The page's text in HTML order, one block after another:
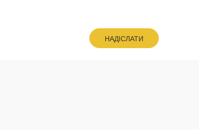
НАДІСЛАТИ